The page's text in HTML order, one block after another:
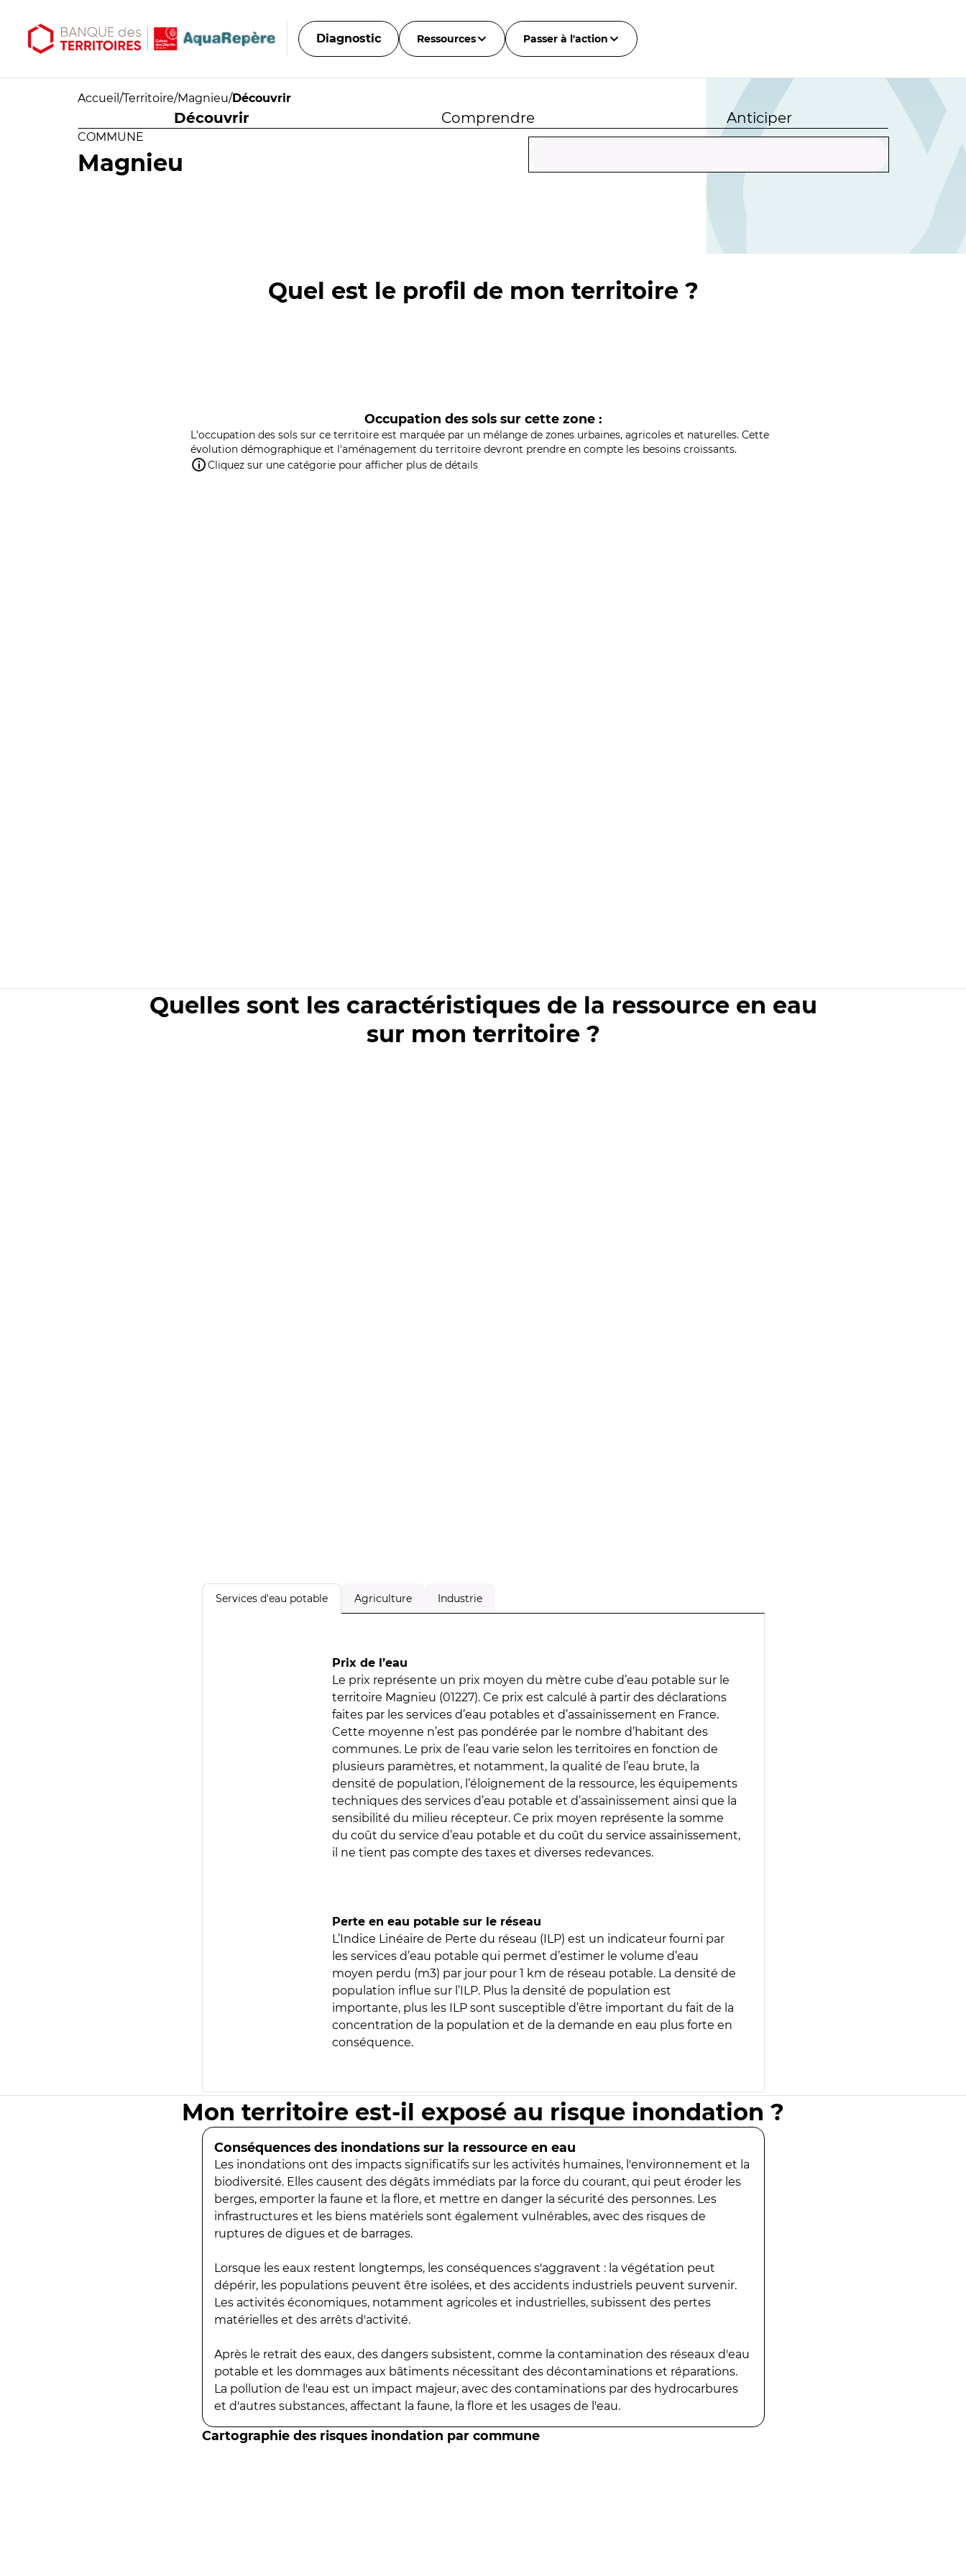
Diagnostic Ressources Passer à l'action
Accueil /Territoire/Magnieu/Découvrir
Découvrir Comprendre Anticiper
COMMUNE
Magnieu
Quel est le profil de mon territoire ?
Occupation des sols sur cette zone :
L'occupation des sols sur ce territoire est marquée par un mélange de zones urbaines, agricoles et naturelles. Cette
évolution démographique et l'aménagement du territoire devront prendre en compte les besoins croissants.
Cliquez sur une catégorie pour afficher plus de détails
Quelles sont les caractéristiques de la ressource en eau
sur mon territoire ?
Services d'eau potable Agriculture Industrie
Prix de l’eau
Le prix représente un prix moyen du mètre cube d’eau potable sur le
territoire Magnieu (01227). Ce prix est calculé à partir des déclarations
faites par les services d’eau potables et d’assainissement en France.
Cette moyenne n’est pas pondérée par le nombre d’habitant des
communes. Le prix de l’eau varie selon les territoires en fonction de
plusieurs paramètres, et notamment, la qualité de l’eau brute, la
densité de population, l’éloignement de la ressource, les équipements
techniques des services d’eau potable et d’assainissement ainsi que la
sensibilité du milieu récepteur. Ce prix moyen représente la somme
du coût du service d’eau potable et du coût du service assainissement,
il ne tient pas compte des taxes et diverses redevances.
Perte en eau potable sur le réseau
L’Indice Linéaire de Perte du réseau (ILP) est un indicateur fourni par
les services d’eau potable qui permet d’estimer le volume d’eau
moyen perdu (m3) par jour pour 1 km de réseau potable. La densité de
population influe sur l’ILP. Plus la densité de population est
importante, plus les ILP sont susceptible d’être important du fait de la
concentration de la population et de la demande en eau plus forte en
conséquence.
Mon territoire est-il exposé au risque inondation ?
Conséquences des inondations sur la ressource en eau
Les inondations ont des impacts significatifs sur les activités humaines, l'environnement et la
biodiversité. Elles causent des dégâts immédiats par la force du courant, qui peut éroder les
berges, emporter la faune et la flore, et mettre en danger la sécurité des personnes. Les
infrastructures et les biens matériels sont également vulnérables, avec des risques de
ruptures de digues et de barrages.
Lorsque les eaux restent longtemps, les conséquences s'aggravent : la végétation peut
dépérir, les populations peuvent être isolées, et des accidents industriels peuvent survenir.
Les activités économiques, notamment agricoles et industrielles, subissent des pertes
matérielles et des arrêts d'activité.
Après le retrait des eaux, des dangers subsistent, comme la contamination des réseaux d'eau
potable et les dommages aux bâtiments nécessitant des décontaminations et réparations.
La pollution de l'eau est un impact majeur, avec des contaminations par des hydrocarbures
et d'autres substances, affectant la faune, la flore et les usages de l'eau.
Cartographie des risques inondation par commune